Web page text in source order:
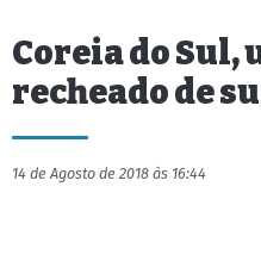
Coreia do Sul,
recheado de
14 de Agosto de 2018 às 16:44